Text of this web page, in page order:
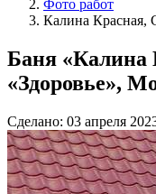
Фото работ
Калина Красная,
Баня
«Здоровье»,
Сделано: 03 апреля